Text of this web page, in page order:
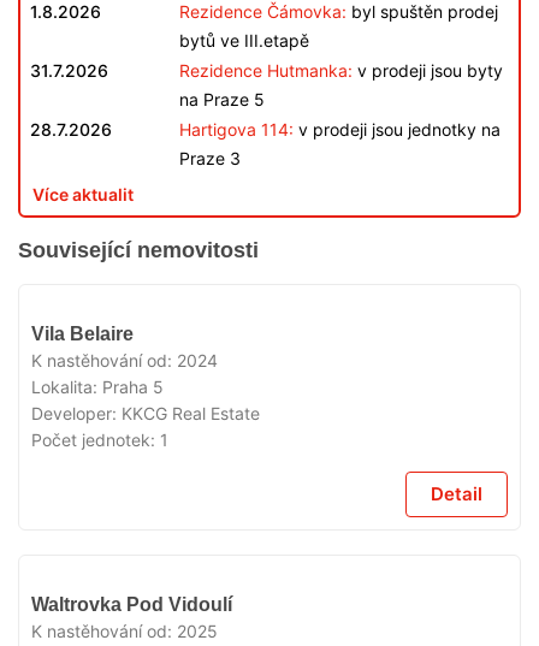
1.8.2026
Rezidence Čámovka: byl spuštěn prodej
bytů ve III.etapě
31.7.2026
Rezidence Hutmanka: v prodeji jsou byty
na Praze 5
28.7.2026
Hartigova 114: v prodeji jsou jednotky na
Praze 3
Více aktualit
Související nemovitosti
Vila Belaire
K nastěhování od: 2024
Lokalita: Praha 5
Developer: KKCG Real Estate
Počet jednotek: 1
Detail
Waltrovka Pod Vidoulí
K nastěhování od: 2025